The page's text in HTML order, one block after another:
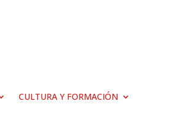
CULTURA Y FORMACIÓN